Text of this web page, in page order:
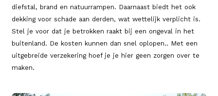
diefstal, brand en natuurrampen. Daarnaast biedt het ook
dekking voor schade aan derden, wat wettelijk verplicht is.
Stel je voor dat je betrokken raakt bij een ongeval in het
buitenland. De kosten kunnen dan snel oplopen.. Met een
uitgebreide verzekering hoef je je hier geen zorgen over te
maken.